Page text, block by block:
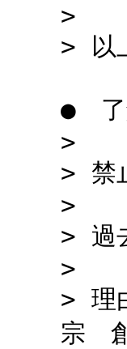
>
> 以
● 了
>
> 禁
>
> 過
>
> 理
宗